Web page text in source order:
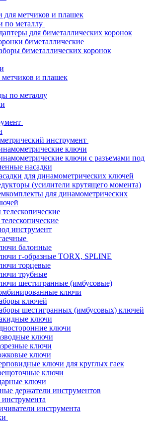
для метчиков и плашек
по металлу
для биметаллических коронок
биметаллические
биметаллических коронок
и плашек
по металлу
инструмент
ключи
ключи с разъемами под
насадки
для динамометрических ключей
(усилители крутящего момента)
для динамометрических
телескопические
инструмент
балонные
г-образные TORX, SPLINE
торцевые
трубные
шестигранные (имбусовые)
ключи
ключей
шестигранных (имбусовых) ключей
ключи
ключи
ключи
ключи
ключи
ключи для круглых гаек
ключи
ключи
держатели инструментов
инструмента